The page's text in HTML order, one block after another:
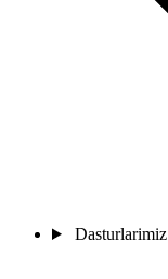
Dasturlarimiz